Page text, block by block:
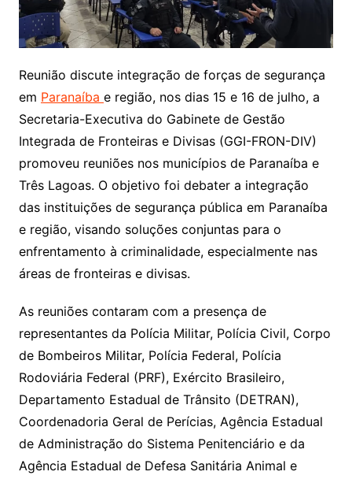
Reunião discute integração de forças de segurança
em Paranaíba e região, nos dias 15 e 16 de julho, a
Secretaria-Executiva do Gabinete de Gestão
Integrada de Fronteiras e Divisas (GGI-FRON-DIV)
promoveu reuniões nos municípios de Paranaíba e
Três Lagoas. O objetivo foi debater a integração
das instituições de segurança pública em Paranaíba
e região, visando soluções conjuntas para o
enfrentamento à criminalidade, especialmente nas
áreas de fronteiras e divisas.
As reuniões contaram com a presença de
representantes da Polícia Militar, Polícia Civil, Corpo
de Bombeiros Militar, Polícia Federal, Polícia
Rodoviária Federal (PRF), Exército Brasileiro,
Departamento Estadual de Trânsito (DETRAN),
Coordenadoria Geral de Perícias, Agência Estadual
de Administração do Sistema Penitenciário e da
Agência Estadual de Defesa Sanitária Animal e